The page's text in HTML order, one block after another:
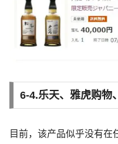
6-4.乐天、雅虎购物
目前，该产品似乎没有在